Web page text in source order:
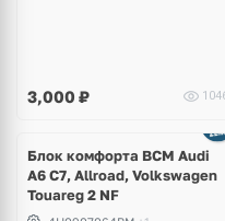
3,000 ₽
Блок комфорта BCM Audi
A6 C7, Allroad, Volkswagen
Touareg 2 NF